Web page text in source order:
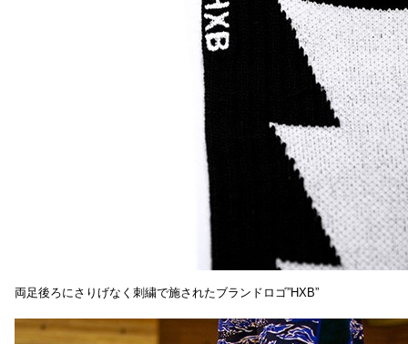
両足後ろにさりげなく刺繍で施されたブランドロゴ”HXB”